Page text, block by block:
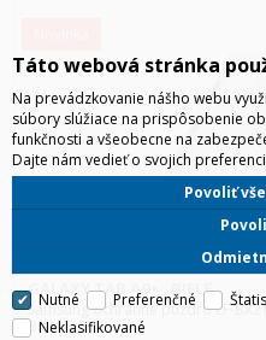
SAMSUNG OCHRANNÉ
GALAXY TAB A9+ , BIELE
Samsung ochranné puzdro EF-
Biele
Táto webová stránka
Na prevádzkovanie nášho webu
súbory slúžiace na prispôsobenie
funkčnosti a všeobecne na
Dajte nám vedieť o svojich
Povoliť
Nutné Preferenčné
Neklasifikované